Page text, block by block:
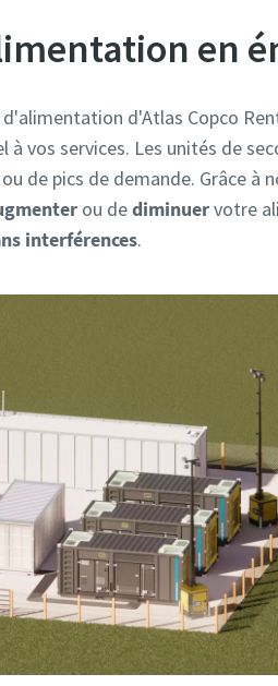
en
d'alimentation d'Atlas Copco
à vos services. Les unités de
de pics de demande. Grâce à
ou dediminuervotre
interférences.